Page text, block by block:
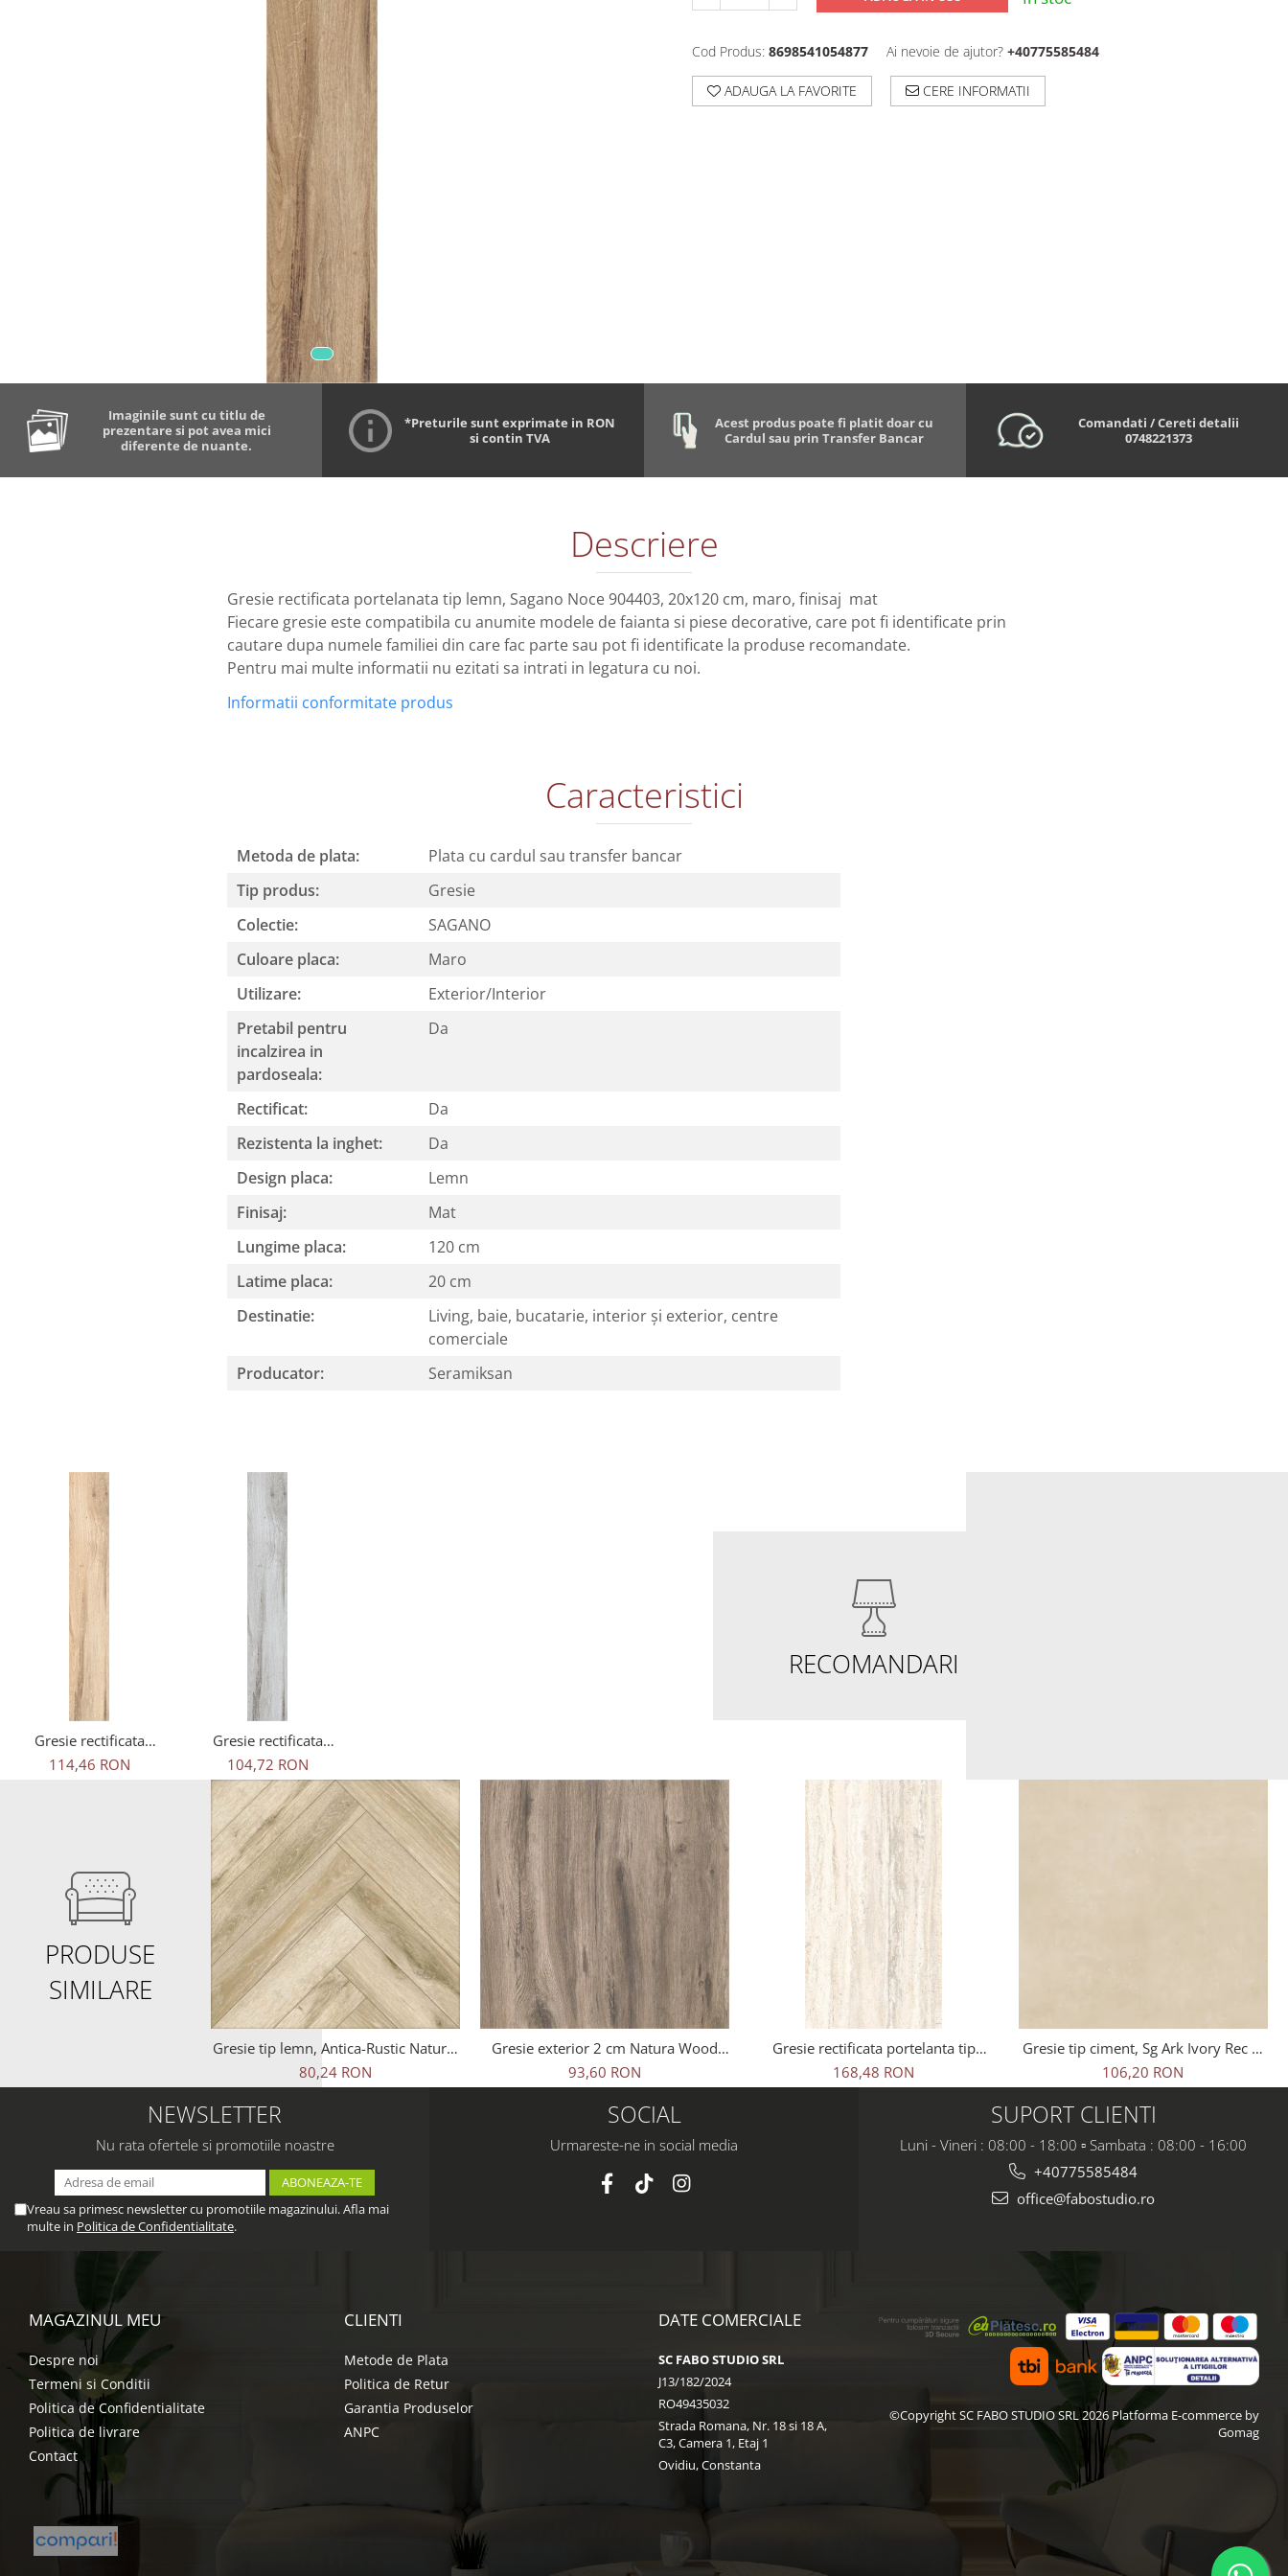
Cod Produs: 8698541054877 Ai nevoie de ajutor? +40775585484
ADAUGA LA FAVORITE CERE INFORMATII
Imaginile sunt cu titlu de
prezentare si pot avea mici
diferente de nuante.
*Preturile sunt exprimate in RON
si contin TVA
Acest produs poate fi platit doar cu
Cardul sau prin Transfer Bancar
Comandati / Cereti detalii
0748221373
Descriere
Gresie rectificata portelanata tip lemn, Sagano Noce 904403, 20x120 cm, maro, finisaj mat
Fiecare gresie este compatibila cu anumite modele de faianta si piese decorative, care pot fi identificate prin
cautare dupa numele familiei din care fac parte sau pot fi identificate la produse recomandate.
Pentru mai multe informatii nu ezitati sa intrati in legatura cu noi.
Informatii conformitate produs
Caracteristici
Metoda de plata:
Plata cu cardul sau transfer bancar
Tip produs:
Gresie
Colectie:
SAGANO
Culoare placa:
Maro
Utilizare:
Exterior/Interior
Pretabil pentru
incalzirea in
pardoseala:
Da
Rectificat:
Da
Rezistenta la inghet:
Da
Design placa:
Lemn
Finisaj:
Mat
Lungime placa:
120 cm
Latime placa:
20 cm
Destinatie:
Living, baie, bucatarie, interior și exterior, centre
comerciale
Producator:
Seramiksan
RECOMANDARI
Gresie rectificata
portelanata tip lemn,
114,46 RON
Gresie rectificata
portelanata tip lemn,
Sagano Grey 904401,
20x120 cm, gri, finisaj
mat
104,72 RON
PRODUSE
SIMILARE
Gresie tip lemn, Antica-Rustic Natural
6093, 45x45 cm, portelanata, bej,
finisaj mat
80,24 RON
Gresie exterior 2 cm Natura Wood
Oak Outdoor maro, 0.73mp/cut
93,60 RON
Gresie rectificata portelanta tip
travertin, Travertin Bone Sugar
25621011, 60x120 cm, bej, finisaj
168,48 RON
Gresie tip ciment, Sg Ark Ivory Rec 1.
60x60x0.7 cm, rectificata,
portelanata, bej, finisaj mat
106,20 RON
NEWSLETTER
Nu rata ofertele si promotiile noastre
Vreau sa primesc newsletter cu promotiile magazinului. Afla mai
multe in Politica de Confidentialitate.
SOCIAL
Urmareste-ne in social media
SUPORT CLIENTI
Luni - Vineri : 08:00 - 18:00 ▫️ Sambata : 08:00 - 16:00
+40775585484
office@fabostudio.ro
MAGAZINUL MEU
Despre noi
Termeni si Conditii
Politica de Confidentialitate
Politica de livrare
Contact
CLIENTI
Metode de Plata
Politica de Retur
Garantia Produselor
ANPC
DATE COMERCIALE
SC FABO STUDIO SRL
J13/182/2024
RO49435032
Strada Romana, Nr. 18 si 18 A,
C3, Camera 1, Etaj 1
Ovidiu, Constanta
©Copyright SC FABO STUDIO SRL 2026 Platforma E-commerce by
Gomag